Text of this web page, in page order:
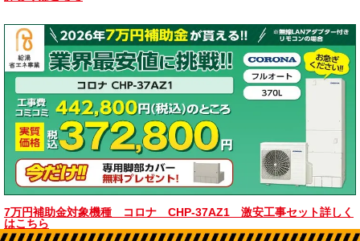
7万円補助金対象機種 コロナ CHP-37AZ1 激安工事セット詳しく
はこちら